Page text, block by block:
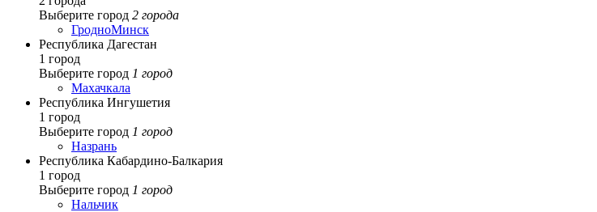
Выберите город 2 города
ГродноМинск
Республика Дагестан
1 город
Выберите город 1 город
Махачкала
Республика Ингушетия
1 город
Выберите город 1 город
Назрань
Республика Кабардино-Балкария
1 город
Выберите город 1 город
Нальчик